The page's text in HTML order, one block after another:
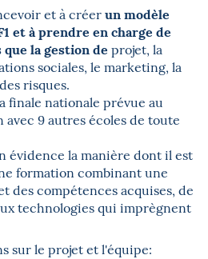
et à créerun modèle
et à prendre en charge de
la gestion de projet, la
sociales, le marketing, la
risques.
finale nationale prévue au
avec 9 autres écoles de toute
évidence la manière dont il est
formation combinant une
des compétences acquises, de
technologies qui imprègnent
sur le projet et l'équipe: